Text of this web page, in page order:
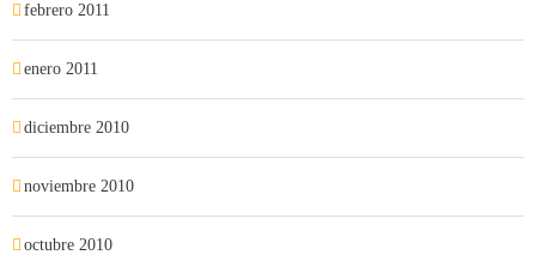
febrero 2011
enero 2011
diciembre 2010
noviembre 2010
octubre 2010